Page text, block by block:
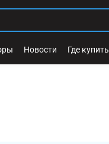
Новости Где купить